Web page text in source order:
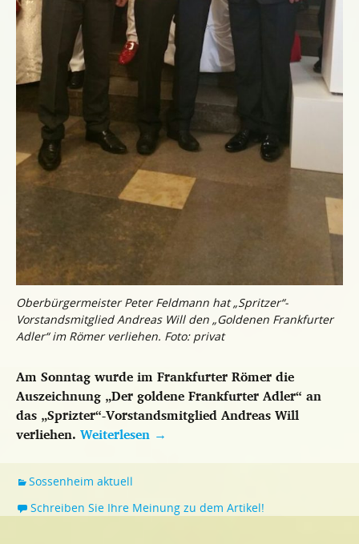
Oberbürgermeister Peter Feldmann hat „Spritzer“-
Vorstandsmitglied Andreas Will den „Goldenen Frankfurter
Adler“ im Römer verliehen. Foto: privat
Am Sonntag wurde im Frankfurter Römer die
Auszeichnung „Der goldene Frankfurter Adler“ an
das „Sprizter“-Vorstandsmitglied Andreas Will
verliehen. Weiterlesen →
Sossenheim aktuell
Schreiben Sie Ihre Meinung zu dem Artikel!